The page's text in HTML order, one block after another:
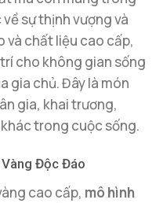
sự thịnh vượng và
và chất liệu cao cấp,
cho không gian sống
gia chủ. Đây là món
gia, khai trương,
trong cuộc sống.
Độc Đáo
cao cấp, mô hình